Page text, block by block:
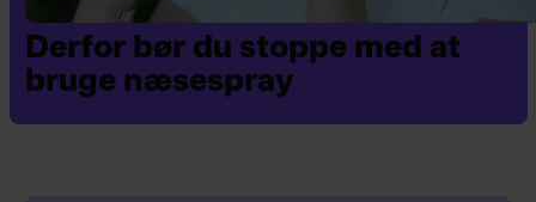
Derfor bør du stoppe med at
bruge næsespray